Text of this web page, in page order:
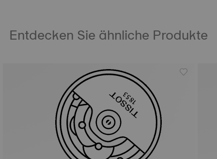
Entdecken Sie ähnliche Produkte